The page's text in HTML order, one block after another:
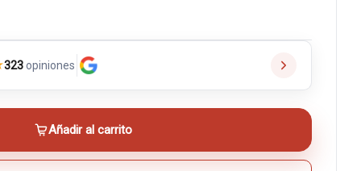
323opiniones
Añadir al carrito